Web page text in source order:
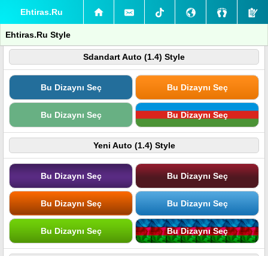
Ehtiras.Ru
Ehtiras.Ru Style
Sdandart Auto (1.4) Style
Bu Dizaynı Seç Bu Dizaynı Seç
Bu Dizaynı Seç Bu Dizaynı Seç
Yeni Auto (1.4) Style
Bu Dizaynı Seç Bu Dizaynı Seç
Bu Dizaynı Seç Bu Dizaynı Seç
Bu Dizaynı Seç Bu Dizaynı Seç